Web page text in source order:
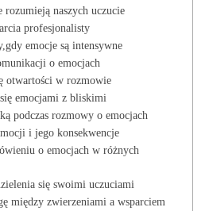
naszych uczucie
profesjonalisty
emocje są intensywne
o emocjach
otwartości w rozmowie
emocjami z bliskimi
podczas rozmowy o emocjach
i jego konsekwencje
o emocjach w różnych
się swoimi uczuciami
między zwierzeniami a wsparciem